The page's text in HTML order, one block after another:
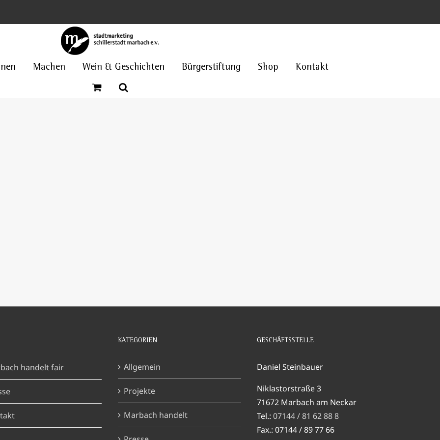
Machen Wein & Geschichten Bürgerstiftung Shop Kontakt
handelt fair
KATEGORIEN
Allgemein
Projekte
Marbach handelt
GESCHÄFTSSTELLE
Daniel Steinbauer
Niklastorstraße 3
71672 Marbach am Neckar
Tel.: 07144 / 81 62 88 8
Fax.: 07144 / 89 77 66